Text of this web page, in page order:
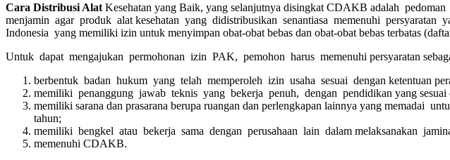
Cara Distribusi Alat Kesehatan yang Baik, yang selanjutnya disingkat CDAKB adalah
menjamin agar produk alat kesehatan yang didistribusikan senantiasa memenuhi persyaratan
Indonesia yang memiliki izin untuk menyimpan obat-obat bebas dan obat-obat bebas terbatas
Untuk dapat mengajukan permohonan izin PAK, pemohon harus memenuhi persyaratan
berbentuk badan hukum yang telah memperoleh izin usaha sesuai dengan ketentuan
memiliki penanggung jawab teknis yang bekerja penuh, dengan pendidikan yang sesuai
memiliki sarana dan prasarana berupa ruangan dan perlengkapan lainnya yang
tahun;
memiliki bengkel atau bekerja sama dengan perusahaan lain dalam melaksanakan
memenuhi CDAKB.